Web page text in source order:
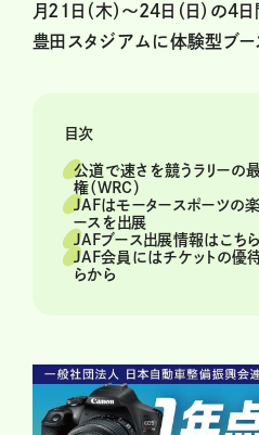
月21日（木）～24日（日）の4
豊田スタジアムに体験型ブー
目次
公道で速さを競うラリーの
権（WRC）
JAFはモータースポーツの
ースを出展
JAFブース出展情報はこちら
JAF会員にはチケットの優
らから